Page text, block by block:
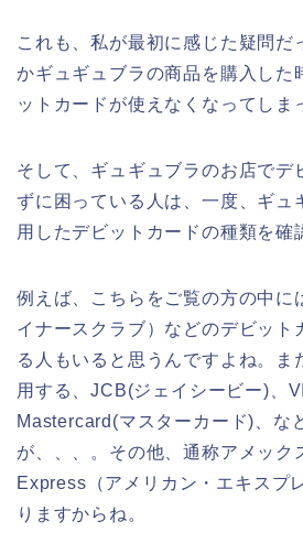
これも、私が最初に感じた疑問だ
かギュギュブラの商品を購入した
ットカードが使えなくなってしま
そして、ギュギュブラのお店でデ
ずに困っている人は、一度、ギュ
用したデビットカードの種類を確
例えば、こちらをご覧の方の中
イナースクラブ）などのデビット
る人もいると思うんですよね。ま
用する、JCB(ジェイシービー)、
Mastercard(マスターカード)、な
が、、、。その他、通称アメック
Express（アメリカン・エキスプ
りますからね。